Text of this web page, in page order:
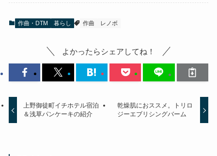
作曲・DTM 暮らし 作曲 レノボ
よかったらシェアしてね！
上野御徒町イチホテル宿泊
＆浅草パンケーキの紹介
乾燥肌におススメ。トリロ
ジーエブリシングバーム